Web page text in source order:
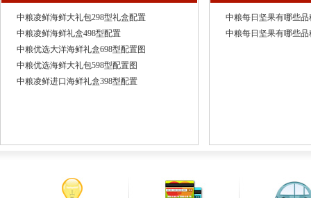
中粮凌鲜海鲜大礼包298型礼盒配置
中粮凌鲜海鲜礼盒498型配置
中粮优选大洋海鲜礼盒698型配置图
中粮优选海鲜大礼包598型配置图
中粮凌鲜进口海鲜礼盒398型配置
中粮每日坚果有哪些
中粮每日坚果有哪些品